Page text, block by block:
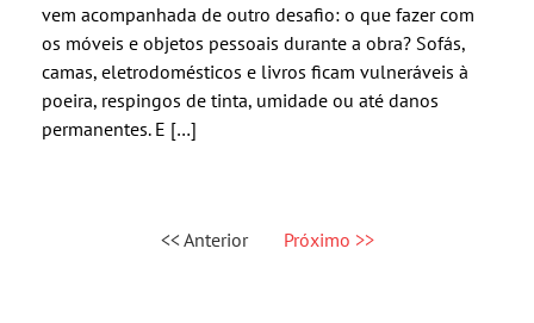
vem acompanhada de outro desafio: o que fazer com
os móveis e objetos pessoais durante a obra? Sofás,
camas, eletrodomésticos e livros ficam vulneráveis à
poeira, respingos de tinta, umidade ou até danos
permanentes. E […]
<< Anterior Próximo >>